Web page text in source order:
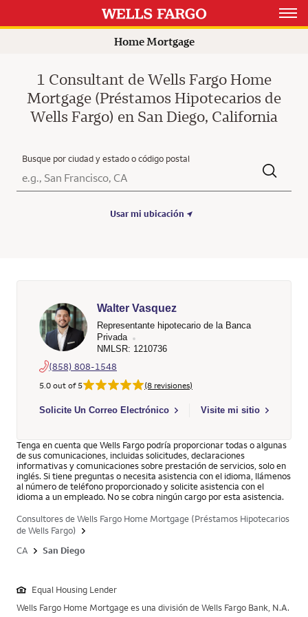
Open
Home Mortgage
1 Consultant de Wells Fargo Home
Mortgage (Préstamos Hipotecarios de
Wells Fargo) en San Diego, California
Busque por ciudad y estado o código postal
Ciudad, Estado/Provincia, Código postal o Ciudad y País
Submit a search.
Usar mi ubicación
Walter Vasquez
Representante hipotecario de la Banca
Privada
NMLSR: 1210736
(858) 808-1548
5.0 out of 5 (8 revisiones)
Solicite Un Correo Electrónico
Select to send email to Walter Vasquez - 1210736 - Wells
Visite mi sitio
Tenga en cuenta que Wells Fargo podría proporcionar todas o algunas
de sus comunicaciones, incluidas solicitudes, declaraciones
informativas y comunicaciones sobre prestación de servicios, solo en
inglés. Si tiene preguntas o necesita asistencia con el idioma, llámenos
al número de teléfono proporcionado y solicite asistencia con el
idioma a un empleado. No se cobra ningún cargo por esta asistencia.
Consultores de Wells Fargo Home Mortgage (Préstamos Hipotecarios
de Wells Fargo)
CA
San Diego
Equal Housing Lender
Wells Fargo Home Mortgage es una división de Wells Fargo Bank, N.A.